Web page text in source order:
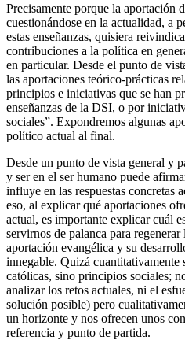
Precisamente porque la aportación
cuestionándose en la actualidad, a
estas enseñanzas, quisiera
contribuciones a la política en
en particular. Desde el punto de
las aportaciones teórico-prácticas
principios e iniciativas que se han
enseñanzas de la DSI, o por
sociales”. Expondremos algunas
político actual al final.
Desde un punto de vista general y
y ser en el ser humano puede
influye en las respuestas concretas
eso, al explicar qué aportaciones
actual, es importante explicar cuál
servirnos de palanca para
aportación evangélica y su
innegable. Quizá cuantitativamente
católicas, sino principios sociales;
analizar los retos actuales, ni el
solución posible) pero
un horizonte y nos ofrecen unos
referencia y punto de partida.